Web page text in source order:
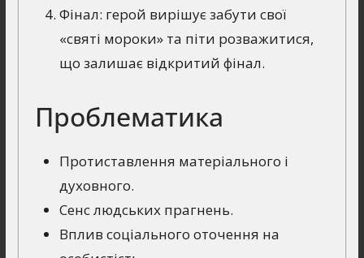
Фінал: герой вирішує забути свої
«святі мороки» та піти розважитися,
що залишає відкритий фінал.
Проблематика
Протиставлення матеріального і
духовного.
Сенс людських прагнень.
Вплив соціального оточення на